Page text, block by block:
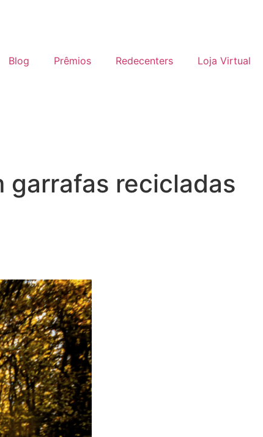
Blog Prêmios Redecenters Loja Virtual
garrafas recicladas